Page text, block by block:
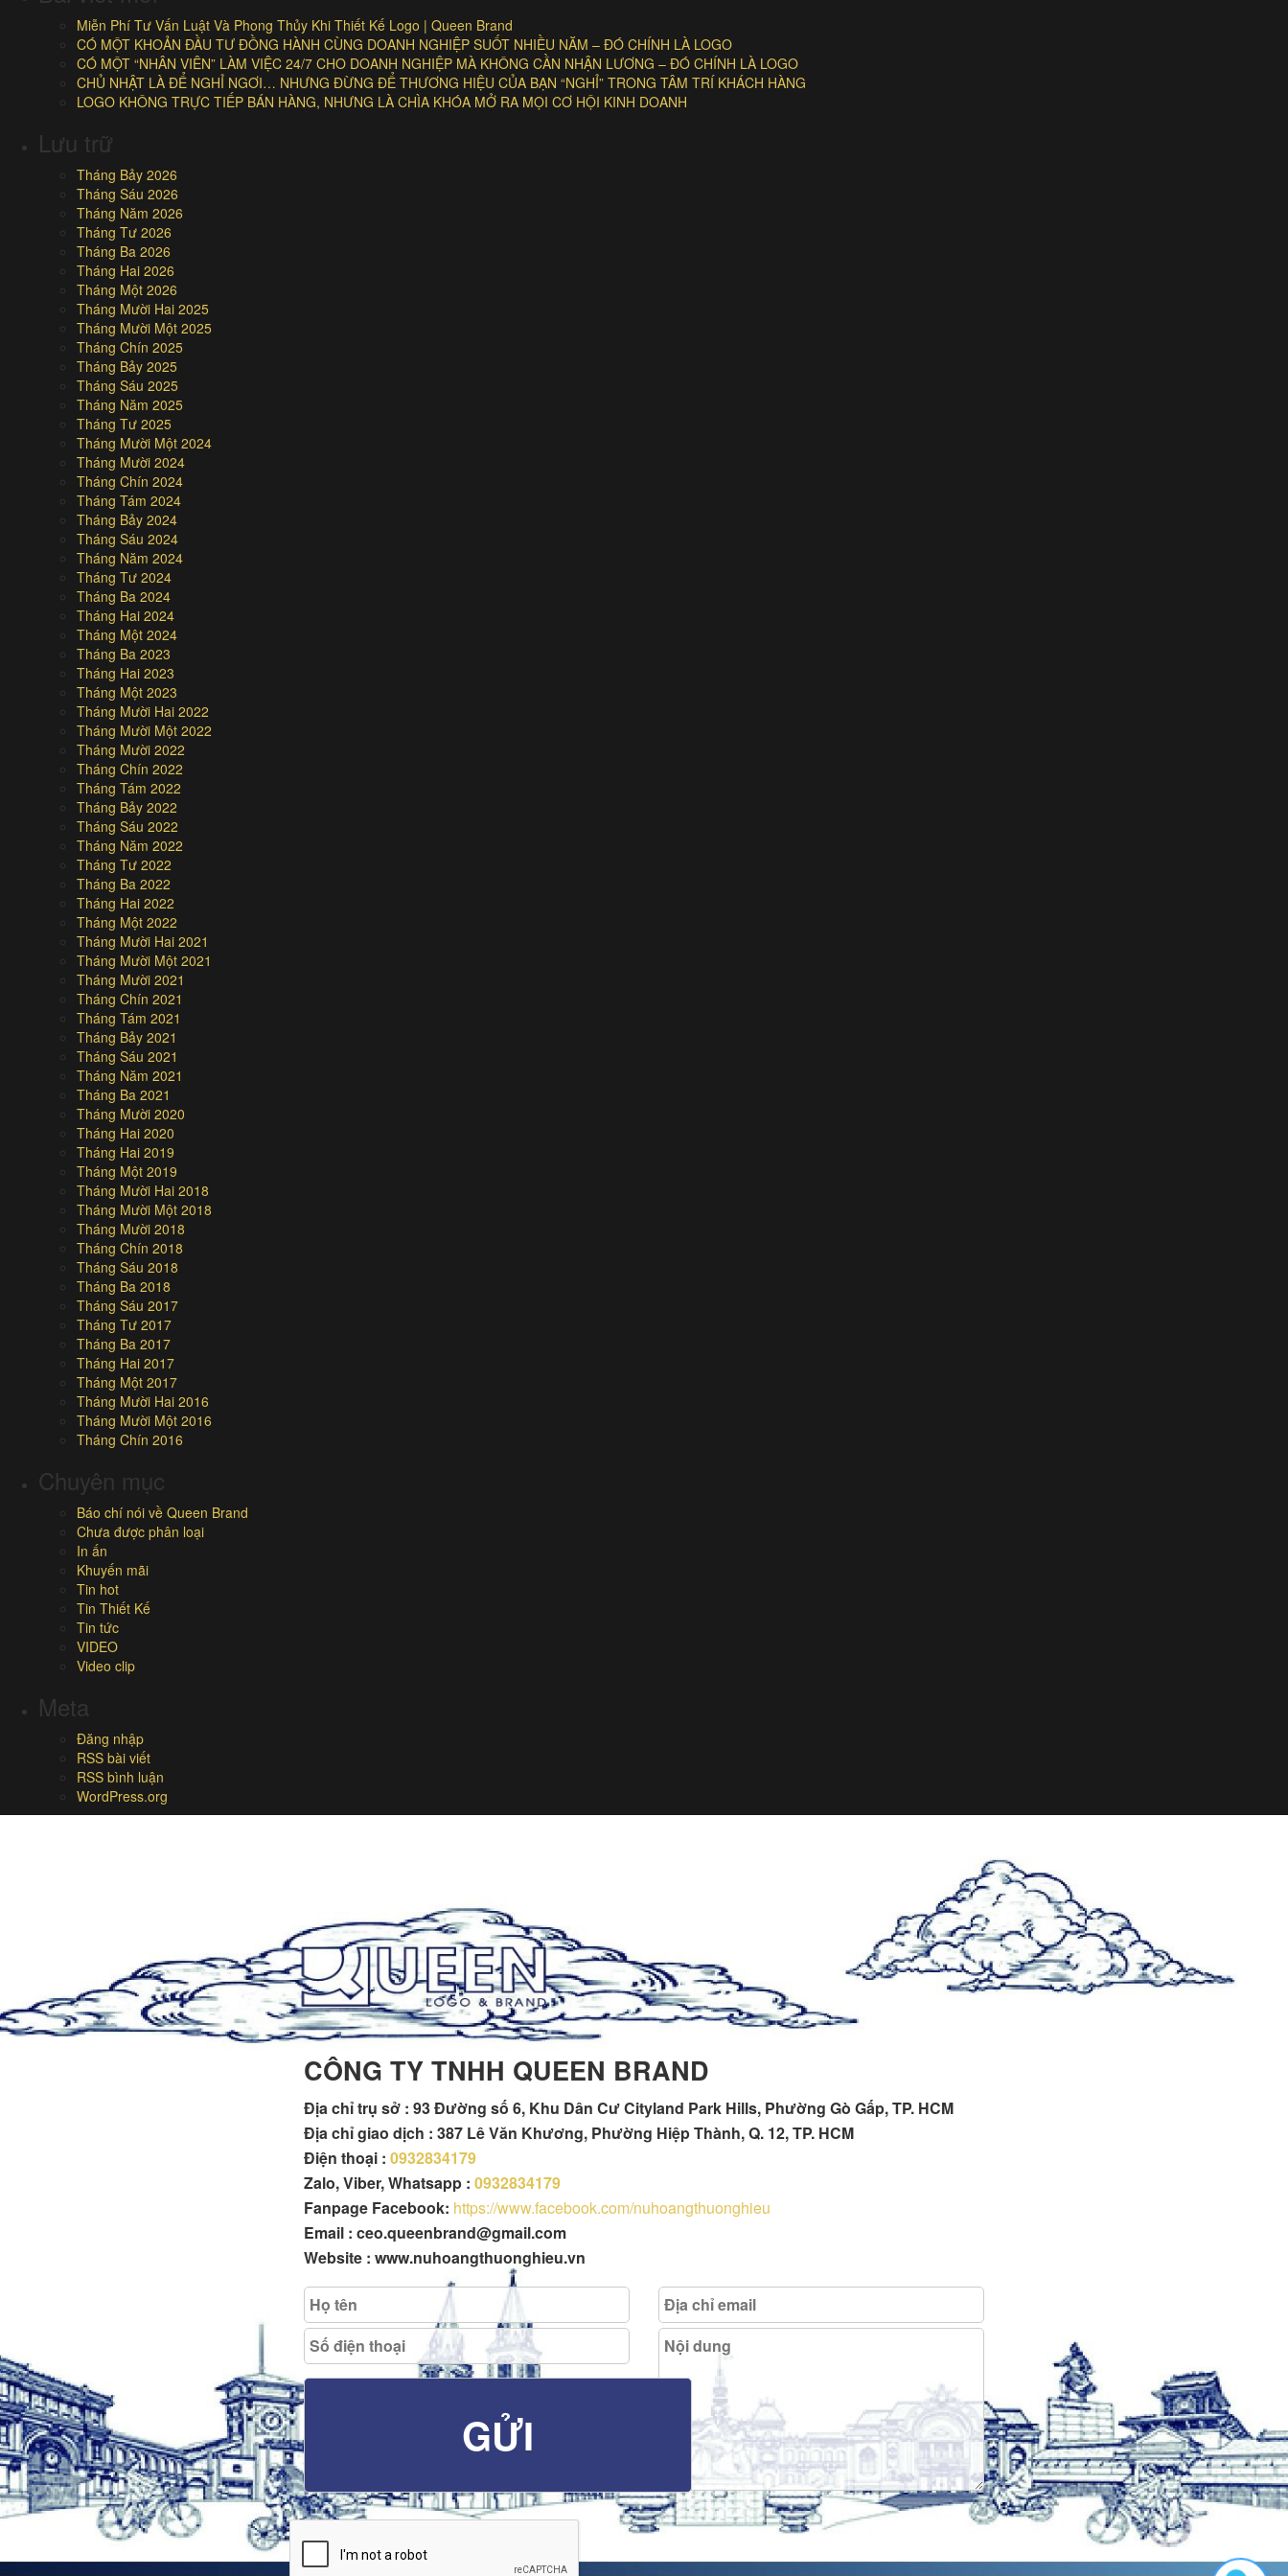
Miễn Phí Tư Vấn Luật Và Phong Thủy Khi Thiết Kế Logo | Queen Brand
CÓ MỘT KHOẢN ĐẦU TƯ ĐỒNG HÀNH CÙNG DOANH NGHIỆP SUỐT NHIỀU NĂM – ĐÓ CHÍNH LÀ LOGO
CÓ MỘT “NHÂN VIÊN” LÀM VIỆC 24/7 CHO DOANH NGHIỆP MÀ KHÔNG CẦN NHẬN LƯƠNG – ĐÓ CHÍNH LÀ LOGO
CHỦ NHẬT LÀ ĐỂ NGHỈ NGƠI… NHƯNG ĐỪNG ĐỂ THƯƠNG HIỆU CỦA BẠN “NGHỈ” TRONG TÂM TRÍ KHÁCH HÀNG
LOGO KHÔNG TRỰC TIẾP BÁN HÀNG, NHƯNG LÀ CHÌA KHÓA MỞ RA MỌI CƠ HỘI KINH DOANH
Lưu trữ
Tháng Bảy 2026
Tháng Sáu 2026
Tháng Năm 2026
Tháng Tư 2026
Tháng Ba 2026
Tháng Hai 2026
Tháng Một 2026
Tháng Mười Hai 2025
Tháng Mười Một 2025
Tháng Chín 2025
Tháng Bảy 2025
Tháng Sáu 2025
Tháng Năm 2025
Tháng Tư 2025
Tháng Mười Một 2024
Tháng Mười 2024
Tháng Chín 2024
Tháng Tám 2024
Tháng Bảy 2024
Tháng Sáu 2024
Tháng Năm 2024
Tháng Tư 2024
Tháng Ba 2024
Tháng Hai 2024
Tháng Một 2024
Tháng Ba 2023
Tháng Hai 2023
Tháng Một 2023
Tháng Mười Hai 2022
Tháng Mười Một 2022
Tháng Mười 2022
Tháng Chín 2022
Tháng Tám 2022
Tháng Bảy 2022
Tháng Sáu 2022
Tháng Năm 2022
Tháng Tư 2022
Tháng Ba 2022
Tháng Hai 2022
Tháng Một 2022
Tháng Mười Hai 2021
Tháng Mười Một 2021
Tháng Mười 2021
Tháng Chín 2021
Tháng Tám 2021
Tháng Bảy 2021
Tháng Sáu 2021
Tháng Năm 2021
Tháng Ba 2021
Tháng Mười 2020
Tháng Hai 2020
Tháng Hai 2019
Tháng Một 2019
Tháng Mười Hai 2018
Tháng Mười Một 2018
Tháng Mười 2018
Tháng Chín 2018
Tháng Sáu 2018
Tháng Ba 2018
Tháng Sáu 2017
Tháng Tư 2017
Tháng Ba 2017
Tháng Hai 2017
Tháng Một 2017
Tháng Mười Hai 2016
Tháng Mười Một 2016
Tháng Chín 2016
Chuyên mục
Báo chí nói về Queen Brand
Chưa được phân loại
In ấn
Khuyến mãi
Tin hot
Tin Thiết Kế
Tin tức
VIDEO
Video clip
Meta
Đăng nhập
RSS bài viết
RSS bình luận
WordPress.org
CÔNG TY TNHH QUEEN BRAND
Địa chỉ trụ sở :93 Đường số 6, Khu Dân Cư Cityland Park Hills, Phường Gò Gấp, TP. HCM
Địa chỉ giao dịch : 387 Lê Văn Khương, Phường Hiệp Thành, Q. 12, TP. HCM
Điện thoại :0932834179
Zalo, Viber, Whatsapp :0932834179
Fanpage Facebook: https://www.facebook.com/nuhoangthuonghieu
Email : ceo.queenbrand@gmail.com
Website : www.nuhoangthuonghieu.vn